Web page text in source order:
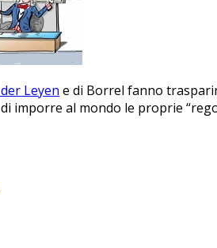
Leyen e di Borrel fanno
imporre al mondo le proprie